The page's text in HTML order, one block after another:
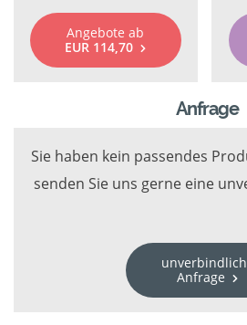
Angebote ab
EUR 114,70
Anfrage
Sie haben kein passendes
senden Sie uns gerne eine
Anfrage